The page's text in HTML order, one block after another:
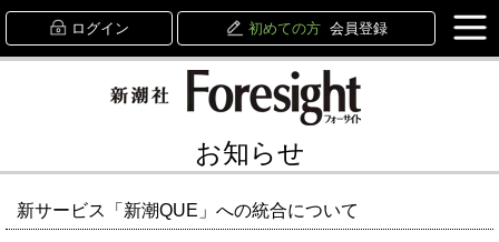
ログイン 初めての方 会員登録
お知らせ
新サービス「新潮QUE」への統合について